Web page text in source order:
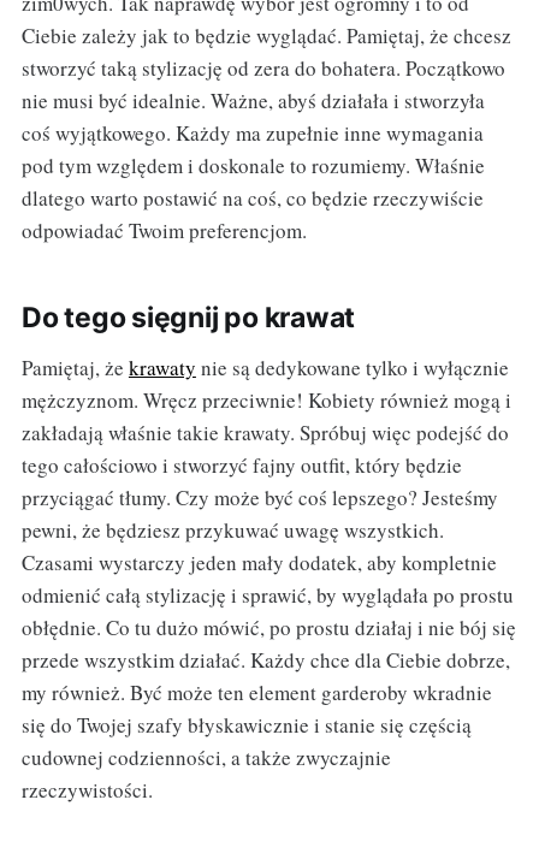
Ciebie zależy jak to będzie wyglądać. Pamiętaj, że chcesz
stworzyć taką stylizację od zera do bohatera. Początkowo
nie musi być idealnie. Ważne, abyś działała i stworzyła
coś wyjątkowego. Każdy ma zupełnie inne wymagania
pod tym względem i doskonale to rozumiemy. Właśnie
dlatego warto postawić na coś, co będzie rzeczywiście
odpowiadać Twoim preferencjom.
Do tego sięgnij po krawat
Pamiętaj, że krawaty nie są dedykowane tylko i wyłącznie
mężczyznom. Wręcz przeciwnie! Kobiety również mogą i
zakładają właśnie takie krawaty. Spróbuj więc podejść do
tego całościowo i stworzyć fajny outfit, który będzie
przyciągać tłumy. Czy może być coś lepszego? Jesteśmy
pewni, że będziesz przykuwać uwagę wszystkich.
Czasami wystarczy jeden mały dodatek, aby kompletnie
odmienić całą stylizację i sprawić, by wyglądała po prostu
obłędnie. Co tu dużo mówić, po prostu działaj i nie bój się
przede wszystkim działać. Każdy chce dla Ciebie dobrze,
my również. Być może ten element garderoby wkradnie
się do Twojej szafy błyskawicznie i stanie się częścią
cudownej codzienności, a także zwyczajnie
rzeczywistości.